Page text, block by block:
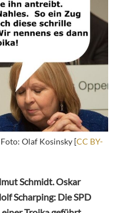
Olaf Kosinsky [CC BY-
Schmidt. Oskar
Scharping: Die SPD